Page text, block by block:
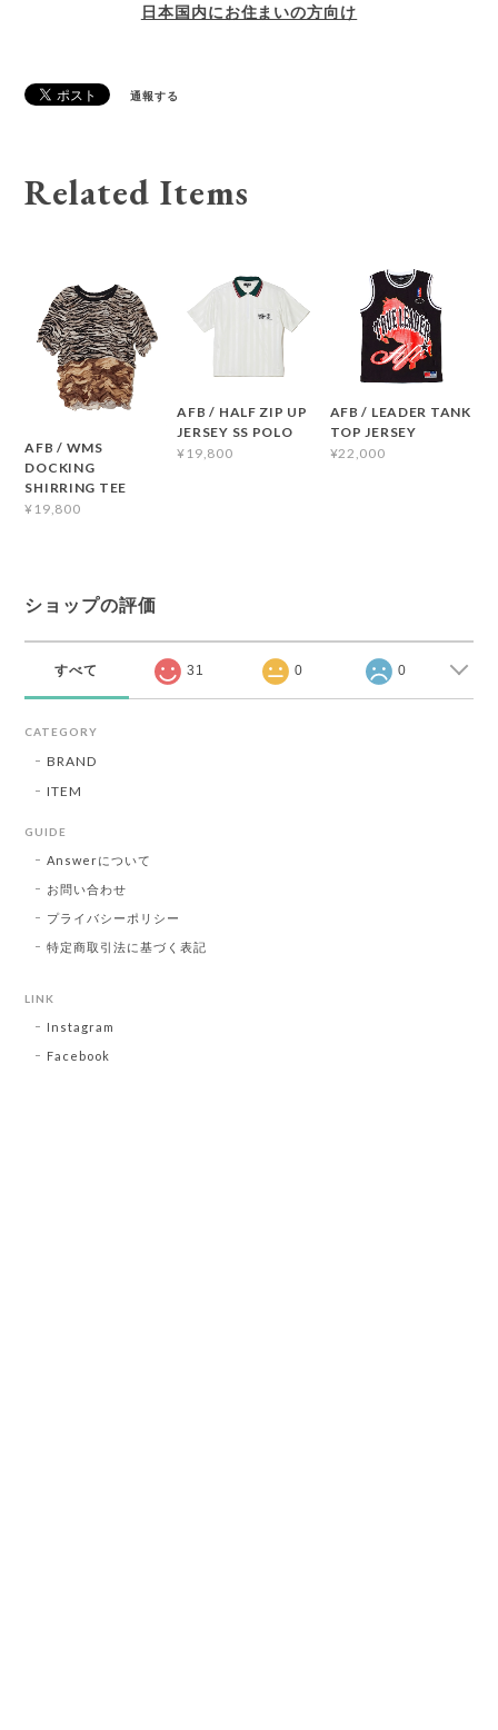
日本国内にお住まいの方向け
通報する
Related Items
AFB / WMS
DOCKING
SHIRRING TEE
¥19,800
AFB / HALF ZIP UP
JERSEY SS POLO
¥19,800
AFB / LEADER TANK
TOP JERSEY
¥22,000
ショップの評価
すべて 31 0 0
CATEGORY
BRAND
ITEM
GUIDE
Answerについて
お問い合わせ
プライバシーポリシー
特定商取引法に基づく表記
LINK
Instagram
Facebook